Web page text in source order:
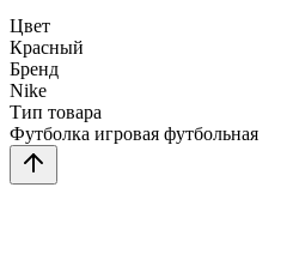
Цвет
Красный
Бренд
Nike
Тип товара
Футболка игровая футбольная